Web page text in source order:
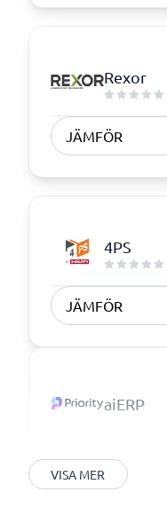
Rexor
JÄMFÖR
4PS
JÄMFÖR
aiERP
VISA MER